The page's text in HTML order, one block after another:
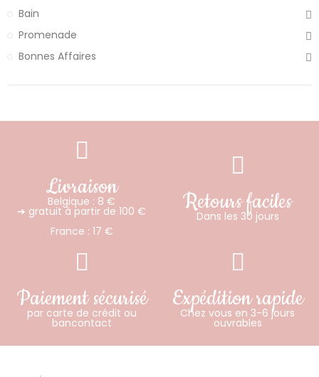
Bain
Promenade
Bonnes Affaires
Livraison
Belgique : 8 €
➜ gratuit à partir de 100 €
France : 17 €
Retours faciles
Dans les 30 jours
Paiement sécurisé
par carte de crédit ou
bancontact
Expédition rapide
Chez vous en 3-6 jours
ouvrables